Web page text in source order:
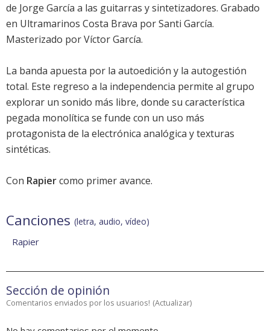
de Jorge García a las guitarras y sintetizadores. Grabado
en Ultramarinos Costa Brava por Santi García.
Masterizado por Víctor García.
La banda apuesta por la autoedición y la autogestión
total. Este regreso a la independencia permite al grupo
explorar un sonido más libre, donde su característica
pegada monolítica se funde con un uso más
protagonista de la electrónica analógica y texturas
sintéticas.
Con Rapiercomo primer avance.
Canciones (letra, audio, vídeo)
Rapier
Sección de opinión
Comentarios enviados por los usuarios! (Actualizar)